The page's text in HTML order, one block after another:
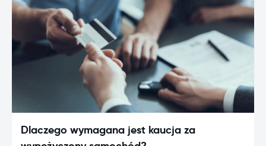
Dlaczego wymagana jest kaucja za